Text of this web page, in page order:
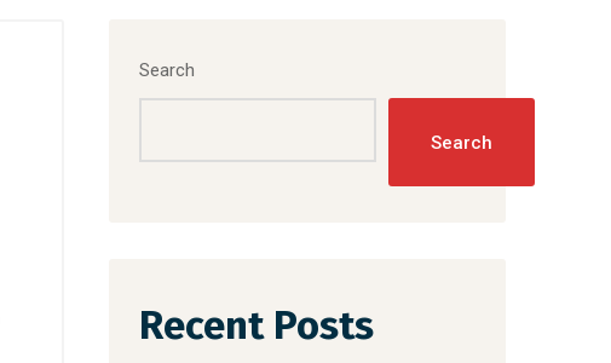
Search
Search
Recent Posts